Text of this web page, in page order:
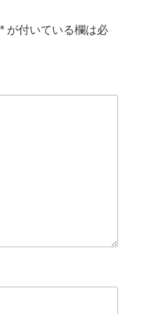
* が付いている欄は必